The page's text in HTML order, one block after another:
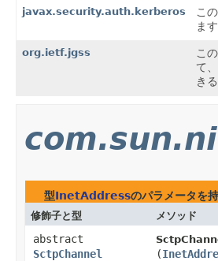
javax.security.auth.kerberos
こ
ます
org.ietf.jgss
こ
て
き
型InetAddressのパラメータを
修飾子と型 メソッド
abstract
SctpChannel
(